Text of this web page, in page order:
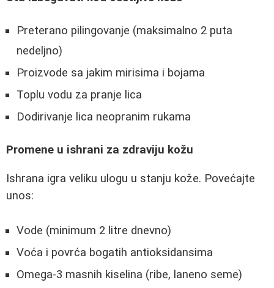
Preterano pilingovanje (maksimalno 2 puta
nedeljno)
Proizvode sa jakim mirisima i bojama
Toplu vodu za pranje lica
Dodirivanje lica neopranim rukama
Promene u ishrani za zdraviju kožu
Ishrana igra veliku ulogu u stanju kože. Povećajte
unos:
Vode (minimum 2 litre dnevno)
Voća i povrća bogatih antioksidansima
Omega-3 masnih kiselina (ribe, laneno seme)